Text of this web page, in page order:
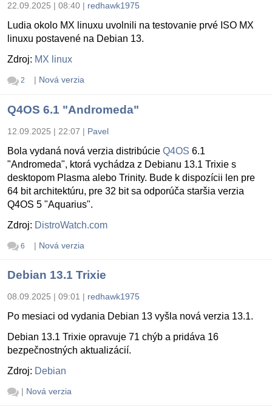
22.09.2025 | 08:40 | redhawk1975
Ludia okolo MX linuxu uvolnili na testovanie prvé ISO MX
linuxu postavené na Debian 13.
Zdroj: MX linux
2 | Nová verzia
Q4OS 6.1 "Andromeda"
12.09.2025 | 22:07 | Pavel
Bola vydaná nová verzia distribúcie Q4OS 6.1
"Andromeda", ktorá vychádza z Debianu 13.1 Trixie s
desktopom Plasma alebo Trinity. Bude k dispozícii len pre
64 bit architektúru, pre 32 bit sa odporúča staršia verzia
Q4OS 5 "Aquarius".
Zdroj: DistroWatch.com
6 | Nová verzia
Debian 13.1 Trixie
08.09.2025 | 09:01 | redhawk1975
Po mesiaci od vydania Debian 13 vyšla nová verzia 13.1.
Debian 13.1 Trixie opravuje 71 chýb a pridáva 16
bezpečnostných aktualizácií.
Zdroj: Debian
| Nová verzia